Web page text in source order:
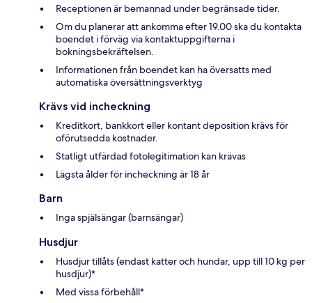
Receptionen är bemannad under begränsade tider.
Om du planerar att ankomma efter 19.00 ska du kontakta
boendet i förväg via kontaktuppgifterna i
bokningsbekräftelsen.
Informationen från boendet kan ha översatts med
automatiska översättningsverktyg
Krävs vid incheckning
Kreditkort, bankkort eller kontant deposition krävs för
oförutsedda kostnader.
Statligt utfärdad fotolegitimation kan krävas
Lägsta ålder för incheckning är 18 år
Barn
Inga spjälsängar (barnsängar)
Husdjur
Husdjur tillåts (endast katter och hundar, upp till 10 kg per
husdjur)*
Med vissa förbehåll*